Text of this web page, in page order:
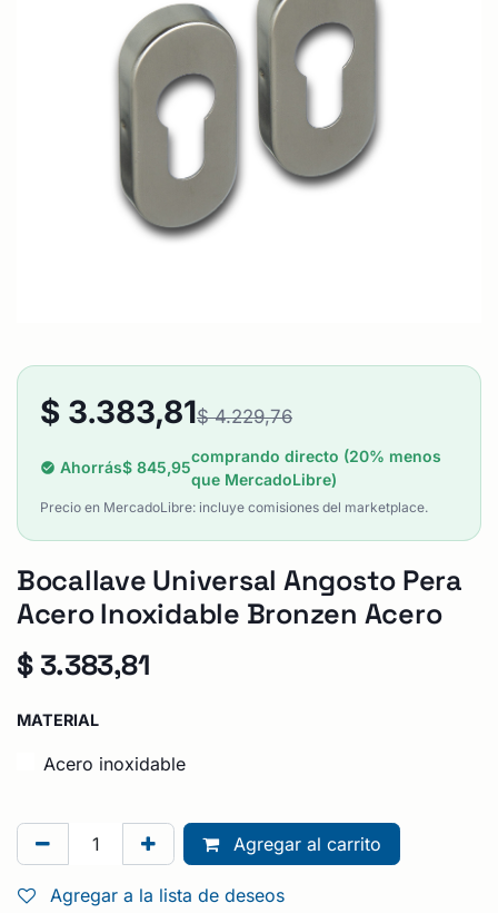
$ 3.383,81$4.229,76
Ahorrás$ 845,95
comprando directo (20% menos
que MercadoLibre)
Precio en MercadoLibre: incluye comisiones del marketplace.
Bocallave Universal Angosto Pera
Acero Inoxidable Bronzen Acero
$3.383,81
MATERIAL
Acero inoxidable
Agregar al carrito
Agregar a la lista de deseos